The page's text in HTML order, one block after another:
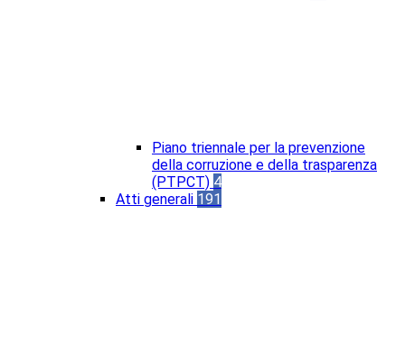
Piano triennale per la prevenzione
della corruzione e della trasparenza
(PTPCT) 4
Atti generali 191